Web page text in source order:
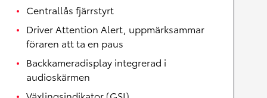
Centrallås fjärrstyrt
Driver Attention Alert, uppmärksammar
föraren att ta en paus
Backkameradisplay integrerad i
audioskärmen